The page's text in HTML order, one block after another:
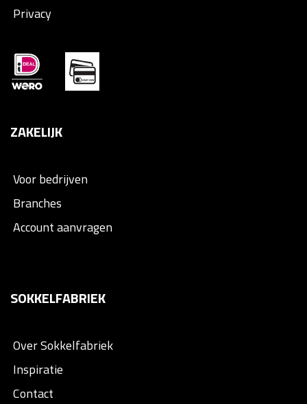
Privacy
ZAKELIJK
Voor bedrijven
Branches
Account aanvragen
SOKKELFABRIEK
Over Sokkelfabriek
Inspiratie
Contact